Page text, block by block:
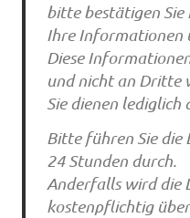
bitte bestätigen Sie
Ihre Informationen
Diese
und nicht an Dritte
Sie dienen lediglich
Bitte führen Sie
24 Stunden durch.
Anderfalls wird die
kostenpflichtig